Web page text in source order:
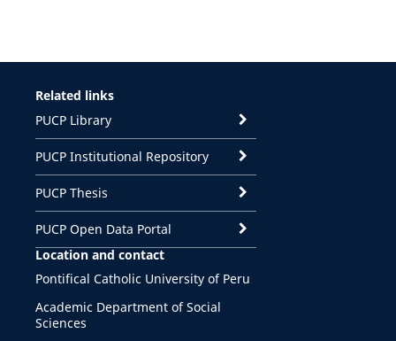
Related links
PUCP Library
PUCP Institutional Repository
PUCP Thesis
PUCP Open Data Portal
Location and contact
Pontifical Catholic University of Peru
Academic Department of Social
Sciences